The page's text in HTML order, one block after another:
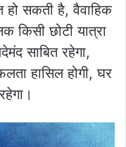
हो सकती है, वैवाहिक
किसी छोटी यात्रा
साबित रहेगा,
हासिल होगी, घर